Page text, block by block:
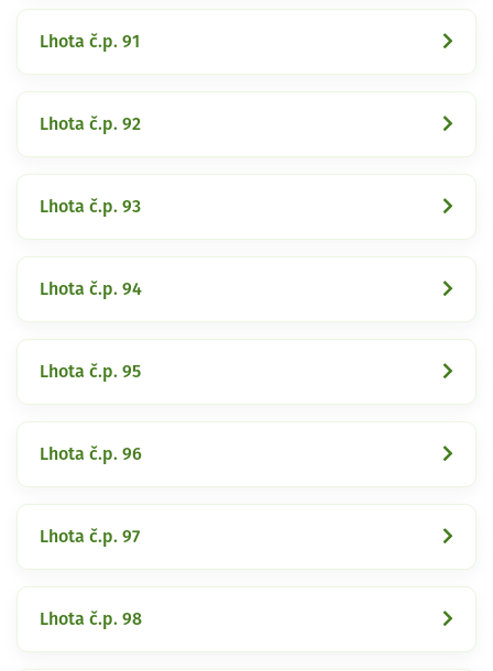
Lhota č.p. 91
Lhota č.p. 92
Lhota č.p. 93
Lhota č.p. 94
Lhota č.p. 95
Lhota č.p. 96
Lhota č.p. 97
Lhota č.p. 98